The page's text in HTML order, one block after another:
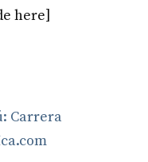
here]
Carrera